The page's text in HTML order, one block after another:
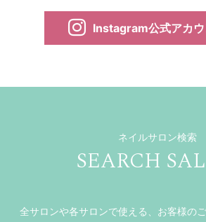
Instagram公式アカウ
ネイルサロン検索
SEARCH
全サロンや各サロンで使える、お客様の